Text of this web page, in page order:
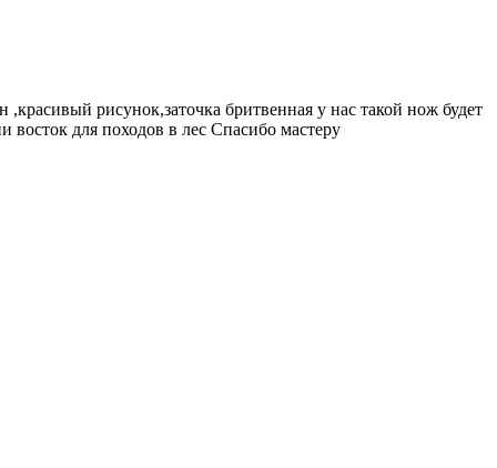
рисунок,заточка бритвенная у нас такой нож будет
восток для походов в лес Спасибо мастеру